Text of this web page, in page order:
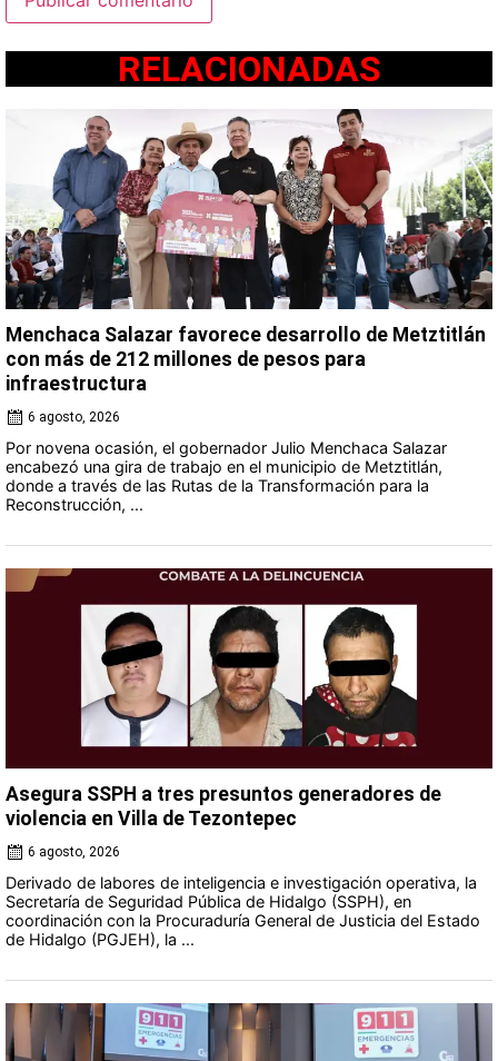
RELACIONADAS
Menchaca Salazar favorece desarrollo de Metztitlán
con más de 212 millones de pesos para
infraestructura
6 agosto, 2026
Por novena ocasión, el gobernador Julio Menchaca Salazar
encabezó una gira de trabajo en el municipio de Metztitlán,
donde a través de las Rutas de la Transformación para la
Reconstrucción, ...
Asegura SSPH a tres presuntos generadores de
violencia en Villa de Tezontepec
6 agosto, 2026
Derivado de labores de inteligencia e investigación operativa, la
Secretaría de Seguridad Pública de Hidalgo (SSPH), en
coordinación con la Procuraduría General de Justicia del Estado
de Hidalgo (PGJEH), la ...